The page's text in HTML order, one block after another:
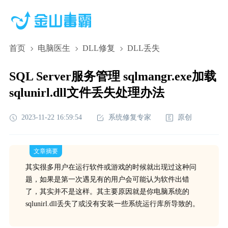
首页 电脑医生 DLL修复 DLL丢失
SQL Server服务管理 sqlmangr.exe加载
sqlunirl.dll文件丢失处理办法
2023-11-22 16:59:54 系统修复专家 原创
文章摘要
其实很多用户在运行软件或游戏的时候就出现过这种问
题，如果是第一次遇见有的用户会可能认为软件出错
了，其实并不是这样。其主要原因就是你电脑系统的
sqlunirl.dll丢失了或没有安装一些系统运行库所导致的。